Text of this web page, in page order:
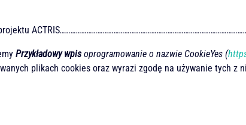
ACTRIS
Przykładowy wpis oprogramowanie o nazwie CookieYes (
plikach cookies oraz wyrazi zgodę na używanie tych